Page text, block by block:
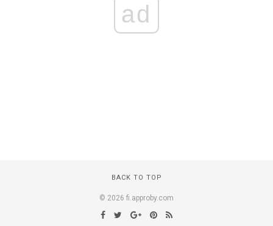
ad
BACK TO TOP
© 2026 fi.approby.com